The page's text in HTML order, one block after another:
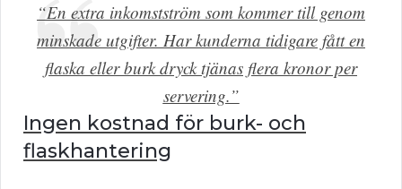
“En extra inkomstström som kommer till genom
minskade utgifter. Har kunderna tidigare fått en
flaska eller burk dryck tjänas flera kronor per
servering.”
Ingen kostnad för burk- och
flaskhantering